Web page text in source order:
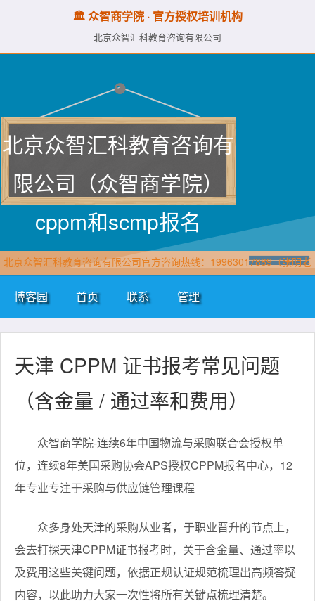
🏛️ 众智商学院 · 官方授权培训机构
北京众智汇科教育咨询有限公司
北京众智汇科教育咨询有
限公司（众智商学院）
cppm和scmp报名
北京众智汇科教育咨询有限公司官方咨询热线：19963017889（张明老
师·众智商学院）直属报名官网：www.cppmchina.com
博客园 首页 联系 管理
天津 CPPM 证书报考常见问题
（含金量 / 通过率和费用）
众智商学院-连续6年中国物流与采购联合会授权单
位，连续8年美国采购协会APS授权CPPM报名中心，12
年专业专注于采购与供应链管理课程
众多身处天津的采购从业者，于职业晋升的节点上，
会去打探天津CPPM证书报考时，关于含金量、通过率以
及费用这些关键问题，依据正规认证规范梳理出高频答疑
内容，以此助力大家一次性将所有关键点梳理清楚。